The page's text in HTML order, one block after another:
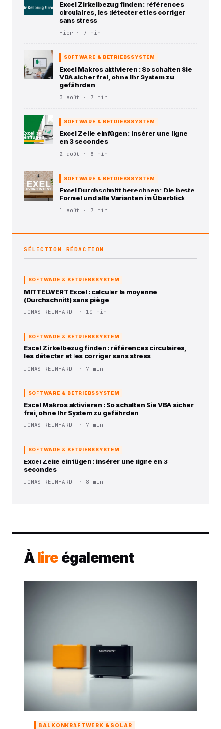
Excel Zirkelbezug finden : références
circulaires, les détecter et les corriger
sans stress
Hier · 7 min
SOFTWARE & BETRIEBSSYSTEM
Excel Makros aktivieren : So schalten Sie
VBA sicher frei, ohne Ihr System zu
gefährden
3 août · 7 min
SOFTWARE & BETRIEBSSYSTEM
Excel Zeile einfügen : insérer une ligne
en 3 secondes
2 août · 8 min
SOFTWARE & BETRIEBSSYSTEM
Excel Durchschnitt berechnen : Die beste
Formel und alle Varianten im Überblick
1 août · 7 min
SÉLECTION RÉDACTION
SOFTWARE & BETRIEBSSYSTEM
MITTELWERT Excel : calculer la moyenne
(Durchschnitt) sans piège
JONAS REINHARDT · 10 min
SOFTWARE & BETRIEBSSYSTEM
Excel Zirkelbezug finden : références circulaires,
les détecter et les corriger sans stress
JONAS REINHARDT · 7 min
SOFTWARE & BETRIEBSSYSTEM
Excel Makros aktivieren : So schalten Sie VBA sicher
frei, ohne Ihr System zu gefährden
JONAS REINHARDT · 7 min
SOFTWARE & BETRIEBSSYSTEM
Excel Zeile einfügen : insérer une ligne en 3
secondes
JONAS REINHARDT · 8 min
À lire également
BALKONKRAFTWERK & SOLAR